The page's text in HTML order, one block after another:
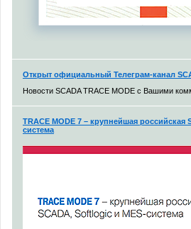
Открыт официальный Телеграм-канал
Новости SCADA TRACE MODE с Вашими
TRACE MODE 7 – крупнейшая российская
система